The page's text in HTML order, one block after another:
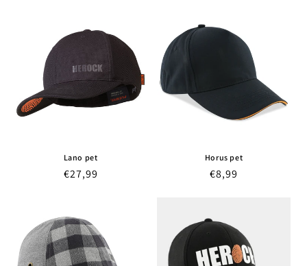
Lano pet
Normale
€27,99
Horus pet
Normale
€8,99